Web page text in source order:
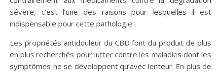
sévère, c’est l’une des raisons pour lesquelles il est
indispensable pour cette pathologie.
Les propriétés antidouleur du CBD font du produit de plus
en plus recherchés pour lutter contre les maladies dont les
symptômes ne se développent qu’avec lenteur. En plus de